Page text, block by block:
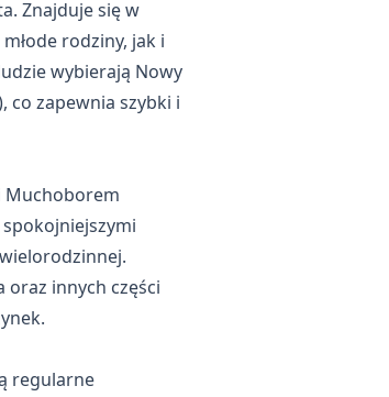
Znajduje się w
rodziny, jak i
wybierają Nowy
co zapewnia szybki i
Muchoborem
oraz innych części
regularne